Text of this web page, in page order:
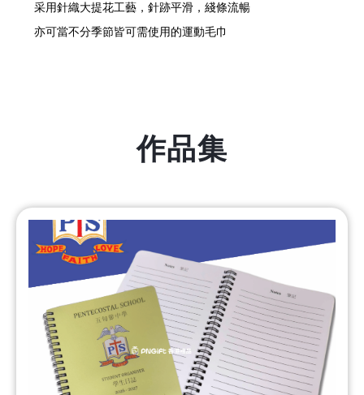
采用針織大提花工藝，針跡平滑，綫條流暢
亦可當不分季節皆可需使用的運動毛巾
作品集